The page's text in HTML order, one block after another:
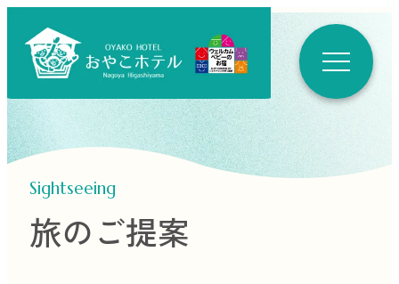
Sightseeing
旅のご提案